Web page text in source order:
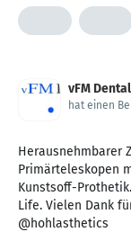
vFM
hat einen
Herausnehmbarer
Primärteleskopen
Kunstsoff-
Life. Vielen Dank
@hohlasthetics